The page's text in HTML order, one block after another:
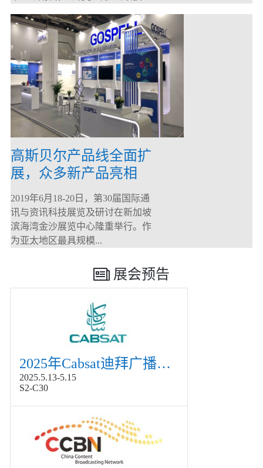
高斯贝尔产品线全面扩
展，众多新产品亮相
CommunicAsia 2019
2019年6月18-20日，第30届国际通
讯与资讯科技展览及研讨在新加坡
滨海湾金沙展览中心隆重举行。作
为亚太地区最具规模...
展会预告
2025年Cabsat迪拜广播电视展
2025.5.13-5.15
S2-C30